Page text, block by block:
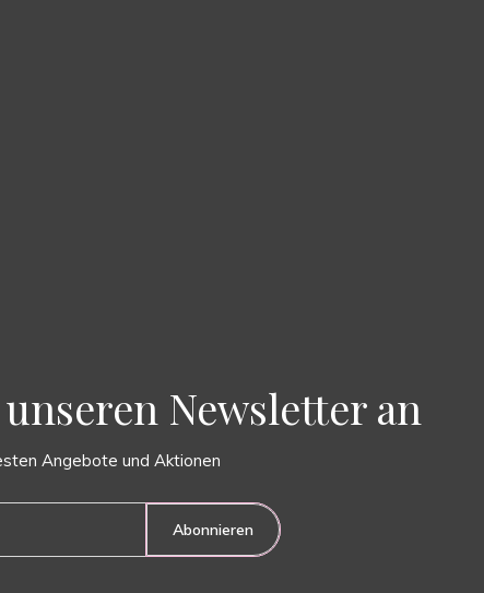
Newsletter an
Angebote und Aktionen
Abonnieren